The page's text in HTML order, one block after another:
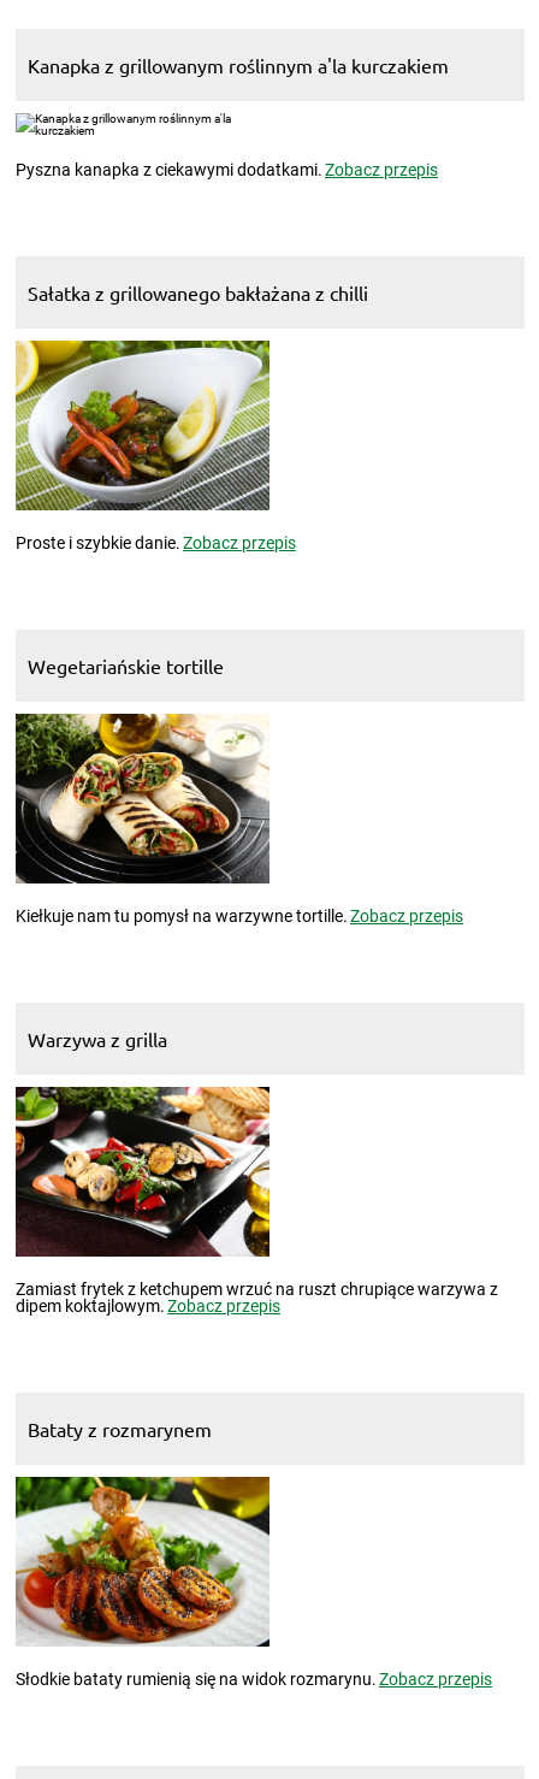
Kanapka z grillowanym roślinnym a'la kurczakiem
Pyszna kanapka z ciekawymi dodatkami.Zobacz przepis
Sałatka z grillowanego bakłażana z chilli
Proste i szybkie danie.Zobacz przepis
Wegetariańskie tortille
Kiełkuje nam tu pomysł na warzywne tortille.Zobacz przepis
Warzywa z grilla
Zamiast frytek z ketchupem wrzuć na ruszt chrupiące warzywa z
dipem koktajlowym.Zobacz przepis
Bataty z rozmarynem
Słodkie bataty rumienią się na widok rozmarynu.Zobacz przepis